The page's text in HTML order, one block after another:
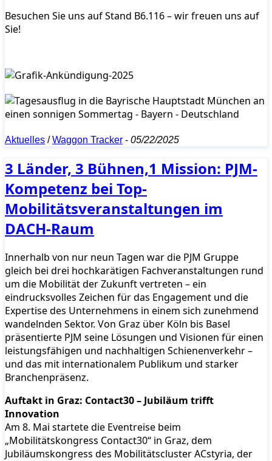
Besuchen Sie uns auf Stand B6.116 – wir freuen uns auf
Sie!
Aktuelles /Waggon Tracker - 05/22/2025
3 Länder, 3 Bühnen,1 Mission: PJM-
Kompetenz bei Top-
Mobilitätsveranstaltungen im
DACH-Raum
Innerhalb von nur neun Tagen war die PJM Gruppe
gleich bei drei hochkarätigen Fachveranstaltungen rund
um die Mobilität der Zukunft vertreten – ein
eindrucksvolles Zeichen für das Engagement und die
Expertise des Unternehmens in einem sich zunehmend
wandelnden Sektor. Von Graz über Köln bis Basel
präsentierte PJM seine Lösungen und Visionen für einen
leistungsfähigen und nachhaltigen Schienenverkehr –
und das mit internationalem Publikum und starker
Branchenpräsenz.
Auftakt in Graz: Contact30 – Jubiläum trifft
Innovation
Am 8. Mai startete die Eventreise beim
„Mobilitätskongress Contact30“ in Graz, dem
Jubiläumskongress des Mobilitätscluster ACstyria, der